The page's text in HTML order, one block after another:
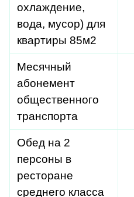
охлаждение,
вода, мусор) для
квартиры 85м2
Месячный
абонемент
общественного
транспорта
Обед на 2
персоны в
ресторане
среднего класса